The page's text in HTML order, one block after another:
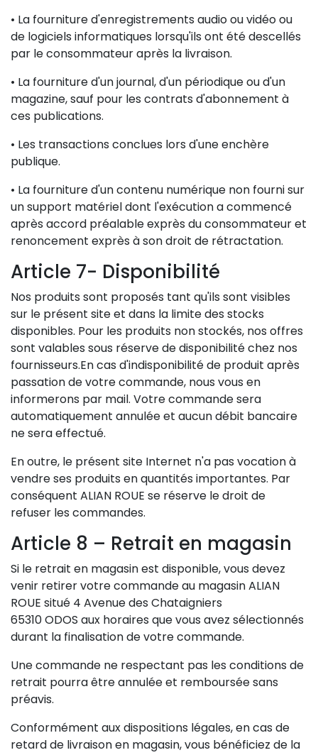
• La fourniture d'enregistrements audio ou vidéo ou
de logiciels informatiques lorsqu'ils ont été descellés
par le consommateur après la livraison.
• La fourniture d'un journal, d'un périodique ou d'un
magazine, sauf pour les contrats d'abonnement à
ces publications.
• Les transactions conclues lors d'une enchère
publique.
• La fourniture d'un contenu numérique non fourni sur
un support matériel dont l'exécution a commencé
après accord préalable exprès du consommateur et
renoncement exprès à son droit de rétractation.
Article 7- Disponibilité
Nos produits sont proposés tant qu'ils sont visibles
sur le présent site et dans la limite des stocks
disponibles. Pour les produits non stockés, nos offres
sont valables sous réserve de disponibilité chez nos
fournisseurs.En cas d'indisponibilité de produit après
passation de votre commande, nous vous en
informerons par mail. Votre commande sera
automatiquement annulée et aucun débit bancaire
ne sera effectué.
En outre, le présent site Internet n'a pas vocation à
vendre ses produits en quantités importantes. Par
conséquent ALIAN ROUE se réserve le droit de
refuser les commandes.
Article 8 – Retrait en magasin
Si le retrait en magasin est disponible, vous devez
venir retirer votre commande au magasin ALIAN
ROUE situé 4 Avenue des Chataigniers
65310 ODOS aux horaires que vous avez sélectionnés
durant la finalisation de votre commande.
Une commande ne respectant pas les conditions de
retrait pourra être annulée et remboursée sans
préavis.
Conformément aux dispositions légales, en cas de
retard de livraison en magasin, vous bénéficiez de la